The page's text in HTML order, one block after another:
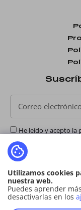
He leído y acepto la
ENVIAR
Utilizamos cookies
nuestra web.
Puedes aprender
desactivarlas en los